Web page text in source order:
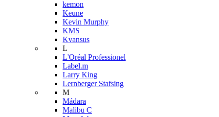
kemon
Keune
Kevin Murphy
KMS
Kvansus
L
L'Oréal Professionel
Label.m
Larry King
Lernberger Stafsing
M
Mádara
Malibu C